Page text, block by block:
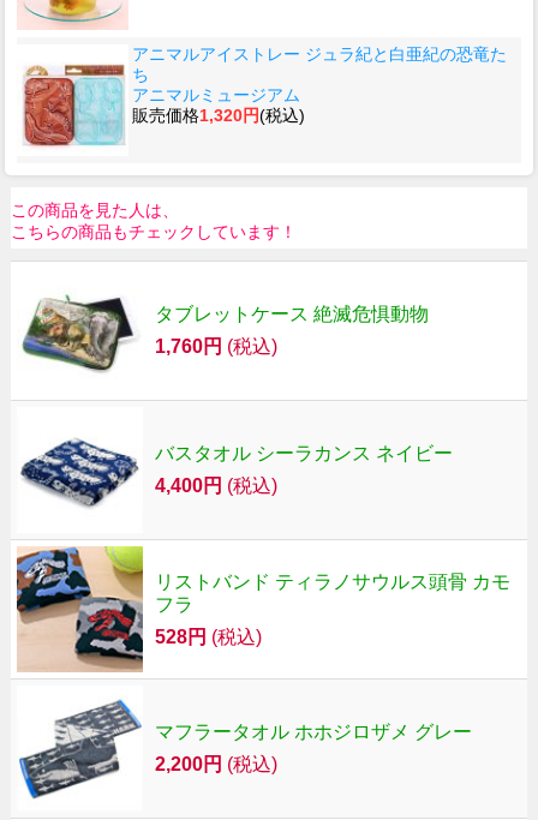
アニマルアイストレー ジュラ紀と白亜紀の恐竜た
ち
アニマルミュージアム
販売価格1,320円(税込)
この商品を見た人は、
こちらの商品もチェックしています！
タブレットケース 絶滅危惧動物
1,760円 (税込)
バスタオル シーラカンス ネイビー
4,400円 (税込)
リストバンド ティラノサウルス頭骨 カモ
フラ
528円 (税込)
マフラータオル ホホジロザメ グレー
2,200円 (税込)